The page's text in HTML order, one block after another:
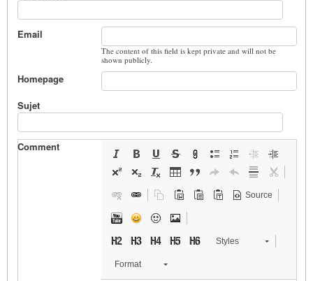
Email
The content of this field is kept private and will not be
shown publicly.
Homepage
Sujet
Comment
Source
Styles
Format